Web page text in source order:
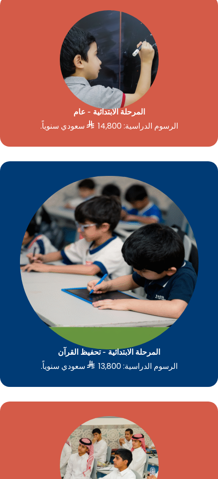
المرحلة الابتدائية - عام
الرسوم الدراسية: 14,800  سعودي سنوياً.
المرحلة الابتدائية - تحفيظ القرآن
الرسوم الدراسية: 13,800  سعودي سنوياً.